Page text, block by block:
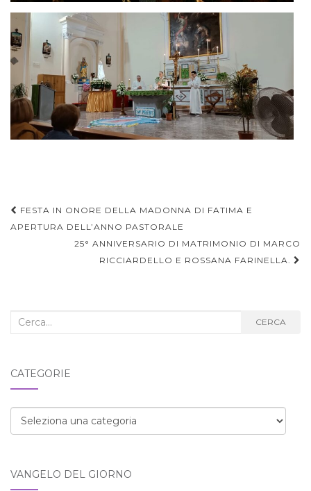
Navigazione
articoli
FESTA IN ONORE DELLA MADONNA DI FATIMA E
APERTURA DELL’ANNO PASTORALE
25° ANNIVERSARIO DI MATRIMONIO DI MARCO
RICCIARDELLO E ROSSANA FARINELLA.
Cerca
CERCA
CATEGORIE
Categorie
VANGELO DEL GIORNO